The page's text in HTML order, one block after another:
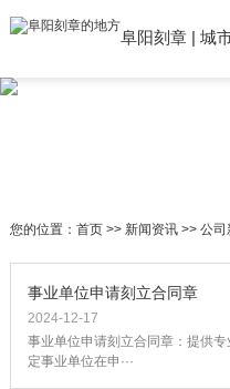
阜阳刻章| 城
您的位置： 首页>> 新闻资讯>> 公司
事业单位申请刻立合同章
2024-12-17
事业单位申请刻立合同章：提供
定事业单位在申···